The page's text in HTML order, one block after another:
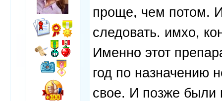
проще, чем потом.
следовать. имхо,
Именно этот
год по назначению
свое. И позже были